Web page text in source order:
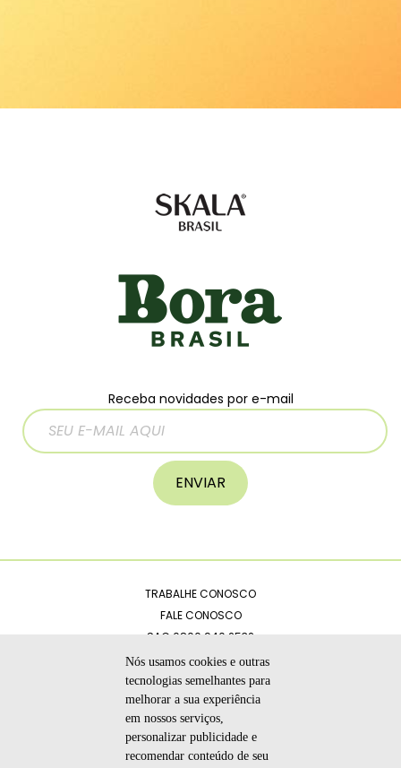
Receba novidades por e-mail
ENVIAR
TRABALHE CONOSCO
FALE CONOSCO
SAC 0800 940 2532
CATÁLOGOS
POLÍTICA DE PRIVACIDADE
CÓDIGO DE ÉTICA
Nós usamos cookies e outras
tecnologias semelhantes para
melhorar a sua experiência
em nossos serviços,
personalizar publicidade e
recomendar conteúdo de seu